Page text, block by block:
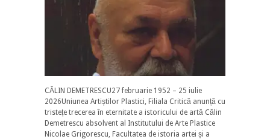
CĂLIN DEMETRESCU27 februarie 1952 – 25 iulie
2026Uniunea Artiștilor Plastici, Filiala Critică anunță cu
tristețe trecerea în eternitate a istoricului de artă Călin
Demetrescu absolvent al Institutului de Arte Plastice
Nicolae Grigorescu, Facultatea de istoria artei și a